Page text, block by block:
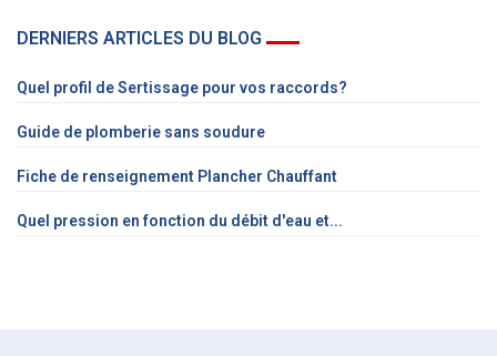
DERNIERS ARTICLES DU BLOG
Quel profil de Sertissage pour vos raccords?
Guide de plomberie sans soudure
Fiche de renseignement Plancher Chauffant
Quel pression en fonction du débit d'eau et...